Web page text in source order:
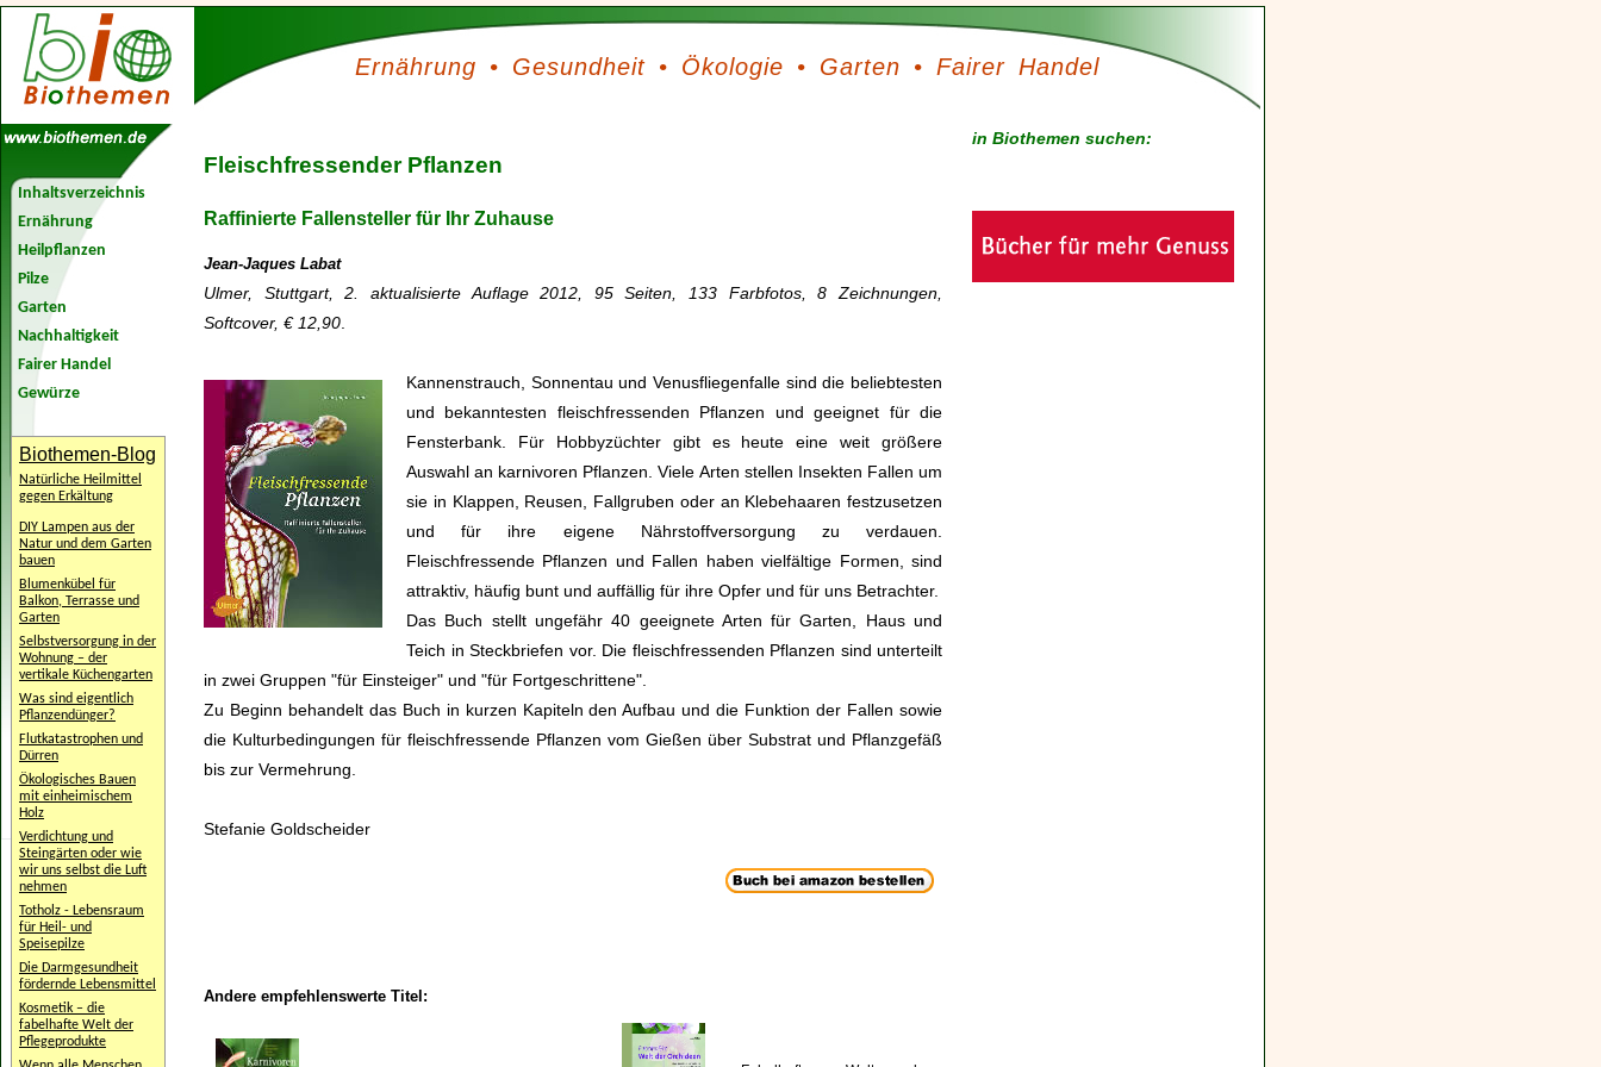
Ernährung • Gesundheit • Ökologie • Garten • Fairer Handel
Inhaltsverzeichnis
Ernährung
Heilpflanzen
Pilze
Garten
Nachhaltigkeit
Fairer Handel
Gewürze
Biothemen-Blog
Natürliche Heilmittel
gegen Erkältung
DIY Lampen aus der
Natur und dem Garten
bauen
Blumenkübel für
Balkon, Terrasse und
Garten
Selbstversorgung in der
Wohnung – der
vertikale Küchengarten
Was sind eigentlich
Pflanzendünger?
Flutkatastrophen und
Dürren
Ökologisches Bauen
mit einheimischem
Holz
Verdichtung und
Steingärten oder wie
wir uns selbst die Luft
nehmen
Totholz - Lebensraum
für Heil- und
Speisepilze
Die Darmgesundheit
fördernde Lebensmittel
Kosmetik – die
fabelhafte Welt der
Pflegeprodukte
Fleischfressender Pflanzen
Raffinierte Fallensteller für Ihr Zuhause
Jean-Jaques Labat
Ulmer, Stuttgart, 2. aktualisierte Auflage 2012, 95 Seiten, 133 Farbfotos, 8 Zeichnungen,
Softcover, € 12,90
Kannenstrauch, Sonnentau und Venusfliegenfalle sind die beliebtesten
und bekanntesten fleischfressenden Pflanzen und geeignet für die
Fensterbank. Für Hobbyzüchter gibt es heute eine weit größere
Auswahl an karnivoren Pflanzen. Viele Arten stellen Insekten Fallen um
sie in Klappen, Reusen, Fallgruben oder an Klebehaaren festzusetzen
und für ihre eigene Nährstoffversorgung zu verdauen.
Fleischfressende Pflanzen und Fallen haben vielfältige Formen, sind
attraktiv, häufig bunt und auffällig für ihre Opfer und für uns Betrachter.
Das Buch stellt ungefähr 40 geeignete Arten für Garten, Haus und
Teich in Steckbriefen vor. Die fleischfressenden Pflanzen sind unterteilt
in zwei Gruppen "für Einsteiger" und "für Fortgeschrittene".
Zu Beginn behandelt das Buch in kurzen Kapiteln den Aufbau und die Funktion der Fallen sowie
die Kulturbedingungen für fleischfressende Pflanzen vom Gießen über Substrat und Pflanzgefäß
bis zur Vermehrung.
Stefanie Goldscheider
Andere empfehlenswerte Titel:
in Biothemen suchen: